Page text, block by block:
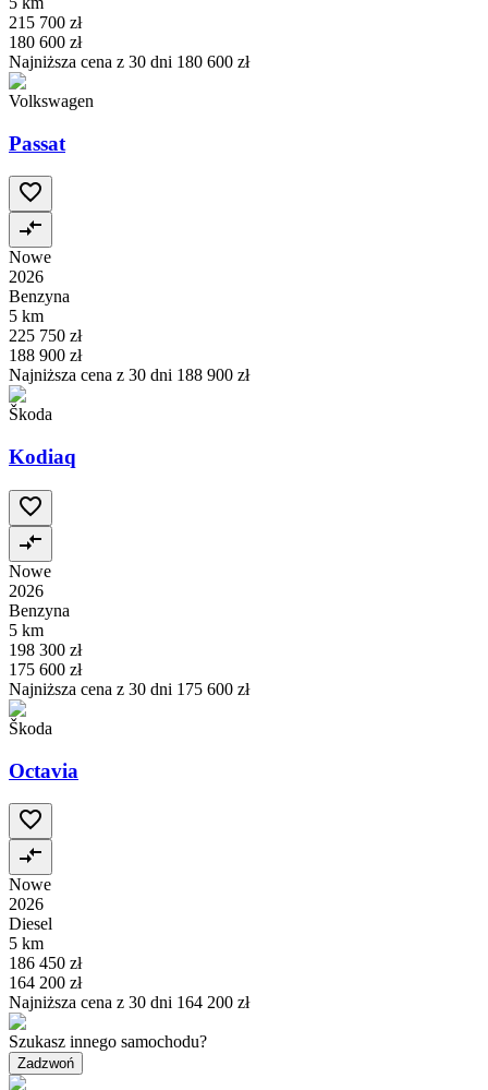
215 700 zł
180 600 zł
Najniższa cena z 30 dni 180 600 zł
Volkswagen
Passat
Nowe
2026
Benzyna
5 km
225 750 zł
188 900 zł
Najniższa cena z 30 dni 188 900 zł
Škoda
Kodiaq
Nowe
2026
Benzyna
5 km
198 300 zł
175 600 zł
Najniższa cena z 30 dni 175 600 zł
Škoda
Octavia
Nowe
2026
Diesel
5 km
186 450 zł
164 200 zł
Najniższa cena z 30 dni 164 200 zł
Szukasz innego samochodu?
Zadzwoń